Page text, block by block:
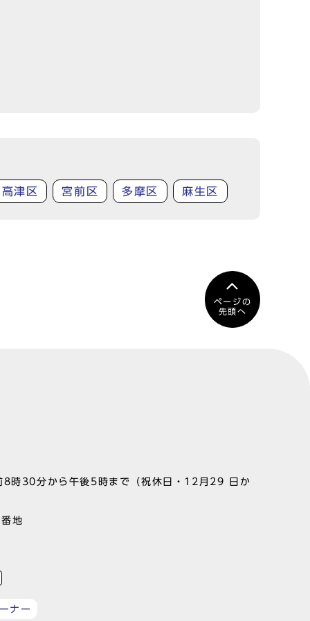
高津区 宮前区 多摩区 麻生区
ページの
先頭へ
8時30分から午後5時まで（祝休日・12月29 日か
地
ナー